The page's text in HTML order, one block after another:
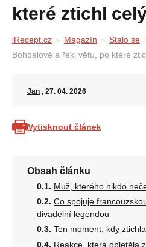
které ztichl
iRecept.cz Magazín Stalo se
Bohdalové a řekl větu, po které
Jan , 27. 04. 2026
Vytisknout článek
Obsah článku
Muž, kterého nikdo
Co spojuje
divadelní legendou
Ten moment, kdy
Reakce, která obletěla